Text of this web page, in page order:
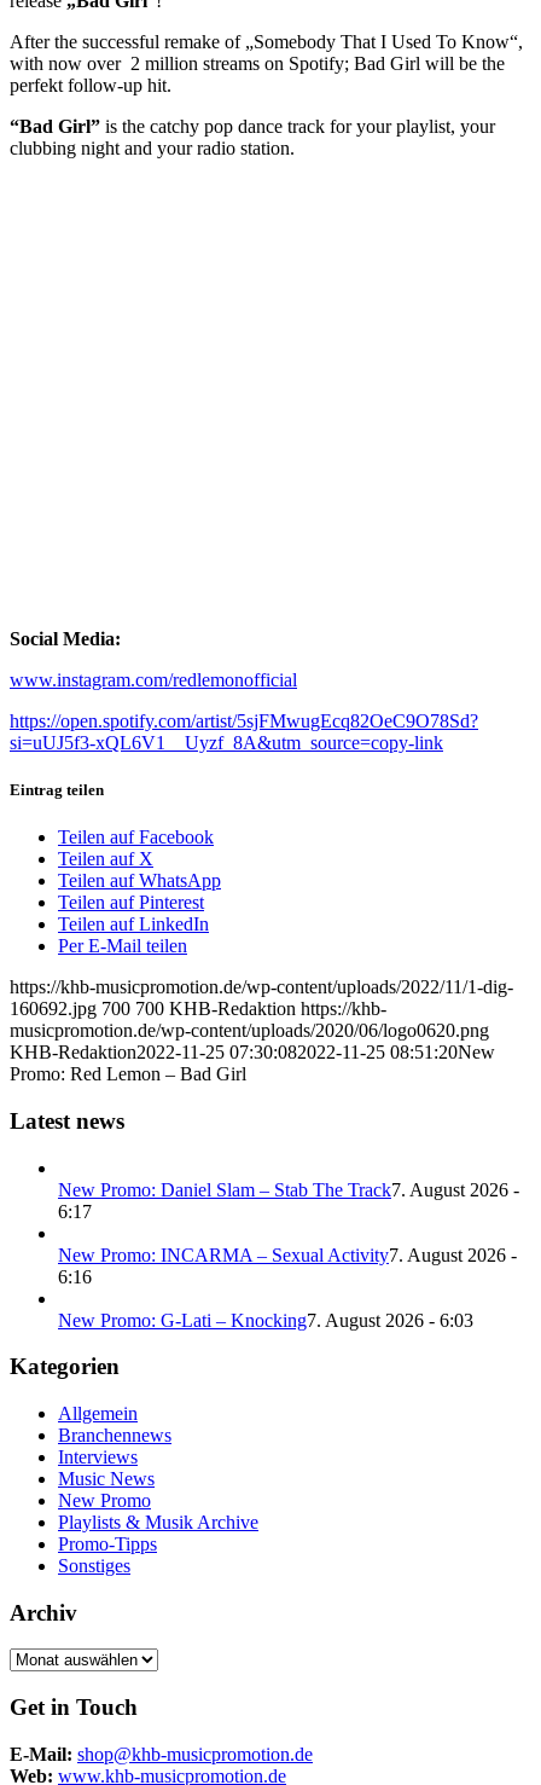
After the successful remake of „Somebody That I Used To Know“,
with now over 2 million streams on Spotify; Bad Girl will be the
perfekt follow-up hit.
“Bad Girl” is the catchy pop dance track for your playlist, your
clubbing night and your radio station.
Social Media:
www.instagram.com/redlemonofficial
https://open.spotify.com/artist/5sjFMwugEcq82OeC9O78Sd?
si=uUJ5f3-xQL6V1__Uyzf_8A&utm_source=copy-link
Eintrag teilen
Teilen auf Facebook
Teilen auf X
Teilen auf WhatsApp
Teilen auf Pinterest
Teilen auf LinkedIn
Per E-Mail teilen
https://khb-musicpromotion.de/wp-content/uploads/2022/11/1-dig-
160692.jpg 700 700 KHB-Redaktion https://khb-
musicpromotion.de/wp-content/uploads/2020/06/logo0620.png
KHB-Redaktion2022-11-25 07:30:082022-11-25 08:51:20New
Promo: Red Lemon – Bad Girl
Latest news
New Promo: Daniel Slam – Stab The Track7. August 2026 -
6:17
New Promo: INCARMA – Sexual Activity7. August 2026 -
6:16
New Promo: G-Lati – Knocking7. August 2026 - 6:03
Kategorien
Allgemein
Branchennews
Interviews
Music News
New Promo
Playlists & Musik Archive
Promo-Tipps
Sonstiges
Archiv
Archiv
Get in Touch
E-Mail: shop@khb-musicpromotion.de
Web: www.khb-musicpromotion.de